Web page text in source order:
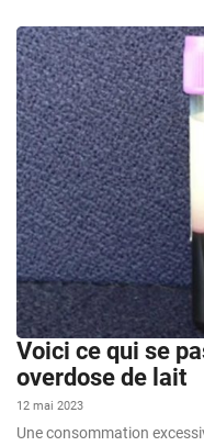
Voici ce qui se
overdose de lait
12 mai 2023
Une consommation